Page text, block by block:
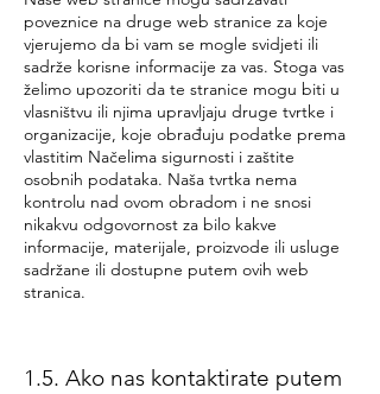
poveznice na druge web stranice za koje
vjerujemo da bi vam se mogle svidjeti ili
sadrže korisne informacije za vas. Stoga vas
želimo upozoriti da te stranice mogu biti u
vlasništvu ili njima upravljaju druge tvrtke i
organizacije, koje obrađuju podatke prema
vlastitim Načelima sigurnosti i zaštite
osobnih podataka. Naša tvrtka nema
kontrolu nad ovom obradom i ne snosi
nikakvu odgovornost za bilo kakve
informacije, materijale, proizvode ili usluge
sadržane ili dostupne putem ovih web
stranica.
1.5. Ako nas kontaktirate putem